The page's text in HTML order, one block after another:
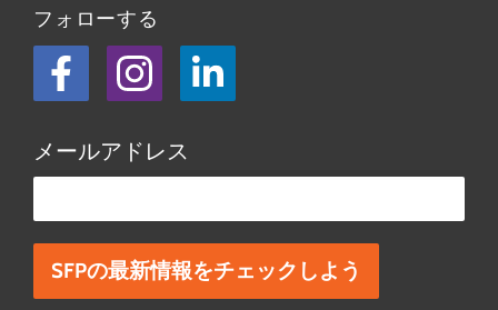
フォローする
フェイスブック
Instagram
LinkedIn
メールアドレス